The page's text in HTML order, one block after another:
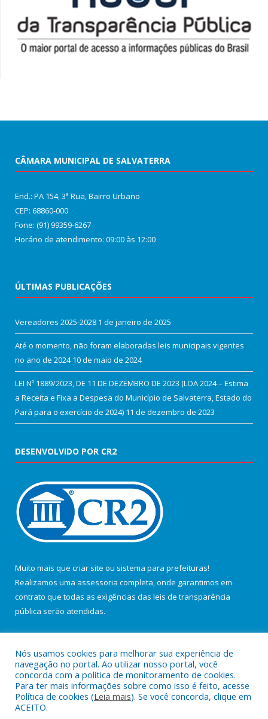
CÂMARA MUNICIPAL DE SALVATERRA
End.: PA 154, 3ª Rua, Bairro Urbano
CEP: 68860‑000
Fone: (91) 99359-6267
Horário de atendimento: 09:00 às 12:00
ÚLTIMAS PUBLICAÇÕES
Vereadores 2025-2028 1 de janeiro de 2025
Até o momento, não foram elaboradas leis municipais vigentes
no ano de 2024 10 de maio de 2024
LEI Nº 1889/2023, DE 11 DE DEZEMBRO DE 2023 (LOA 2024 – Estima
a Receita e Fixa a Despesa do Município de Salvaterra, Estado do
Pará para o exercício de 2024) 11 de dezembro de 2023
DESENVOLVIDO POR CR2
Muito mais que criar site ou sistema para prefeituras!
Realizamos uma assessoria completa, onde garantimos em
contrato que todas as exigências das leis de transparência
pública serão atendidas.
Todos os direitos reservados a Câmara Municipal de Salvaterra.
Nós usamos cookies para melhorar sua experiência de
navegação no portal. Ao utilizar nosso portal, você
concorda com a política de monitoramento de cookies.
Para ter mais informações sobre como isso é feito, acesse
Política de cookies (Leia mais). Se você concorda, clique em
ACEITO.